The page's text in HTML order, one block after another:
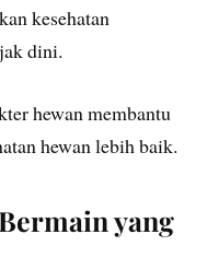
kesehatan
dini.
hewan membantu
hewan lebih baik.
yang